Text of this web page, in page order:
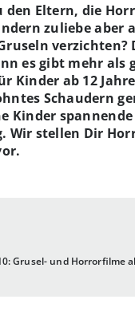
Grusel- und Horrorfilme
den Eltern, die
zuliebe aber
verzichten?
es gibt mehr als
Kinder ab 12
Schaudern
Kinder spannende
Wir stellen Dir